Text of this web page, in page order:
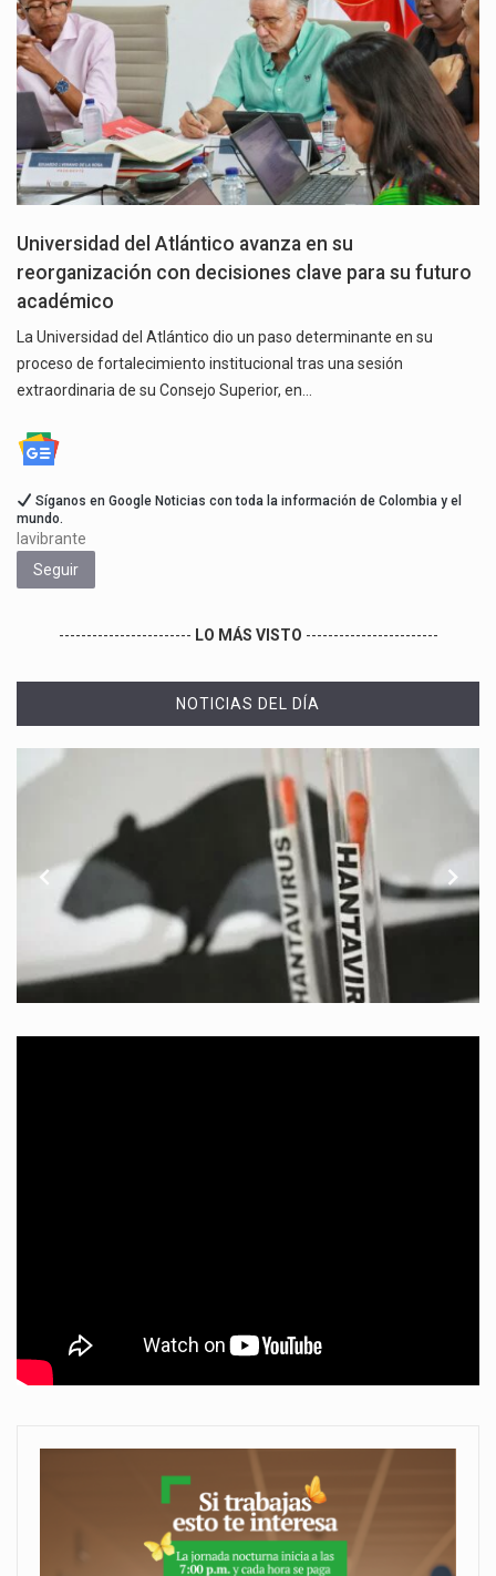
Universidad del Atlántico avanza en su
reorganización con decisiones clave para su futuro
académico
La Universidad del Atlántico dio un paso determinante en su
proceso de fortalecimiento institucional tras una sesión
extraordinaria de su Consejo Superior, en…
Síganos en Google Noticias con toda la información de Colombia y el
mundo.
lavibrante
Seguir
------------------------ LO MÁS VISTO ------------------------
NOTICIAS DEL DÍA